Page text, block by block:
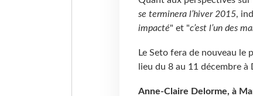
se terminera l’hiver 2015,
impacté" et "c’est l’un des
Le Seto fera de nouveau
lieu du 8 au 11 décembre à
Anne-Claire Delorme, à